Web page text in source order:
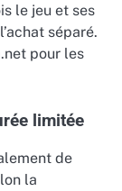
le jeu et ses
séparé.
pour les
limitée
de
la